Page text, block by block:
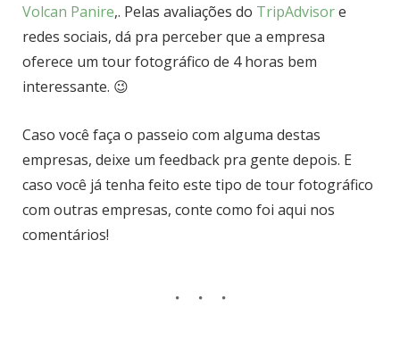
Volcan Panire,. Pelas avaliações do TripAdvisore
redes sociais, dá pra perceber que a empresa
oferece um tour fotográfico de 4 horas bem
interessante. 😉
Caso você faça o passeio com alguma destas
empresas, deixe um feedback pra gente depois. E
caso você já tenha feito este tipo de tour fotográfico
com outras empresas, conte como foi aqui nos
comentários!